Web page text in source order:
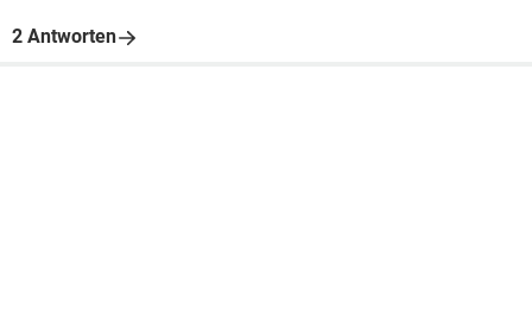
2 Antworten